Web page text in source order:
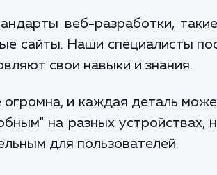
веб-разработки,
сайты. Наши специалисты
свои навыки и знания.
и каждая деталь
на разных устройствах,
для пользователей.